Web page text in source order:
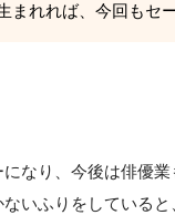
まれれば、今回もセ
なり、今後は俳優業
いふりをしている